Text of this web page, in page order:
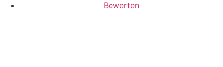
Bewerten